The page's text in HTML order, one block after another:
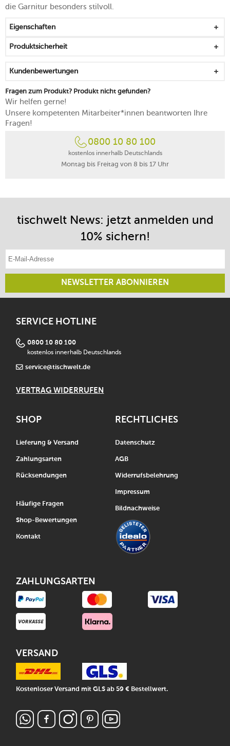
die Garnitur besonders stilvoll.
Eigenschaften
Produktsicherheit
Kundenbewertungen
Fragen zum Produkt? Produkt nicht gefunden?
Wir helfen gerne!
Unsere kompetenten Mitarbeiter*innen beantworten Ihre
Fragen!
0800 10 80 100
kostenlos innerhalb Deutschlands
Montag bis Freitag von 8 bis 17 Uhr
tischwelt News: jetzt anmelden und
10% sichern!
NEWSLETTER ABONNIEREN
SERVICE HOTLINE
0800 10 80 100
kostenlos innerhalb Deutschlands
service@tischwelt.de
VERTRAG WIDERRUFEN
SHOP
Lieferung & Versand
Zahlungsarten
Rücksendungen
Häufige Fragen
Shop-Bewertungen
Kontakt
RECHTLICHES
Datenschutz
AGB
Widerrufsbelehrung
Impressum
Bildnachweise
ZAHLUNGSARTEN
VERSAND
Kostenloser Versand mit GLS ab 59 € Bestellwert.